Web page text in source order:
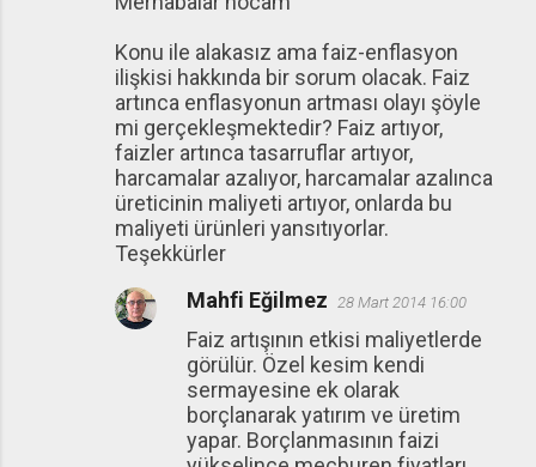
Konu ile alakasız ama faiz-enflasyon
ilişkisi hakkında bir sorum olacak. Faiz
artınca enflasyonun artması olayı şöyle
mi gerçekleşmektedir? Faiz artıyor,
faizler artınca tasarruflar artıyor,
harcamalar azalıyor, harcamalar azalınca
üreticinin maliyeti artıyor, onlarda bu
maliyeti ürünleri yansıtıyorlar.
Teşekkürler
Mahfi Eğilmez 28 Mart 2014 16:00
Faiz artışının etkisi maliyetlerde
görülür. Özel kesim kendi
sermayesine ek olarak
borçlanarak yatırım ve üretim
yapar. Borçlanmasının faizi